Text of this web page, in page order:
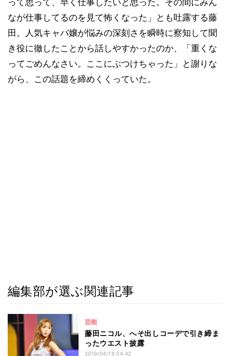
って思って、早く仕事したいと思った。その間にみん
なが仕事してるのを見て怖くなった」とも吐露する藤
田。人気キャバ嬢が悩みの深刻さを瞬時に察知して聞
き役に徹したことから話しやすかったのか、「重くな
ってごめんなさい。ここにぶつけちゃった」と謝りな
がら、この話題を締めくくっていた。
編集部が選ぶ関連記事
芸能
藤田ニコル、へそ出しコーデで引き締ま
ったウエスト披露
2019/04/19 04:42